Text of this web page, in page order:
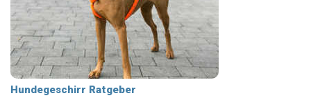
Hundegeschirr Ratgeber